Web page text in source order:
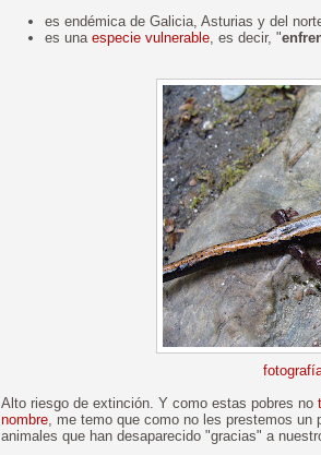
es endémica de Galicia, Asturias y del
es una especie vulnerable, es decir, "
Alto riesgo de extinción. Y como estas pobres no
nombre, me temo que como no les prestemos un
animales que han desaparecido "gracias" a